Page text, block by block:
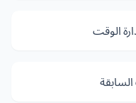
الوقت